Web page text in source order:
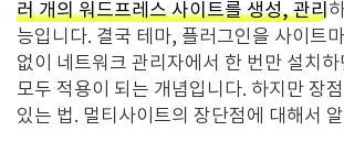
러 개의 워드프레스 사이트를 생성, 관리
능입니다. 결국 테마, 플러그인을 사이트
없이 네트워크 관리자에서 한 번만 설치
모두 적용이 되는 개념입니다. 하지만 장
있는 법. 멀티사이트의 장단점에 대해서